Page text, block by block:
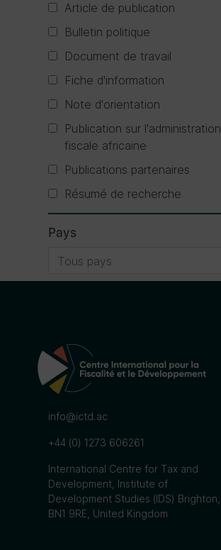
Article de publication
Bulletin politique
Document de travail
Fiche d'information
Note d'orientation
Publication sur l'administration
fiscale africaine
Publications partenaires
Résumé de recherche
Pays
Pays filtre
info@ictd.ac
+44 (0) 1273 606261
International Centre for Tax and
Development, Institute of
Development Studies (IDS) Brighton,
BN1 9RE, United Kingdom